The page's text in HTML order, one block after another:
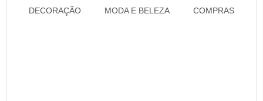
DECORAÇÃO MODA E BELEZA COMPRAS